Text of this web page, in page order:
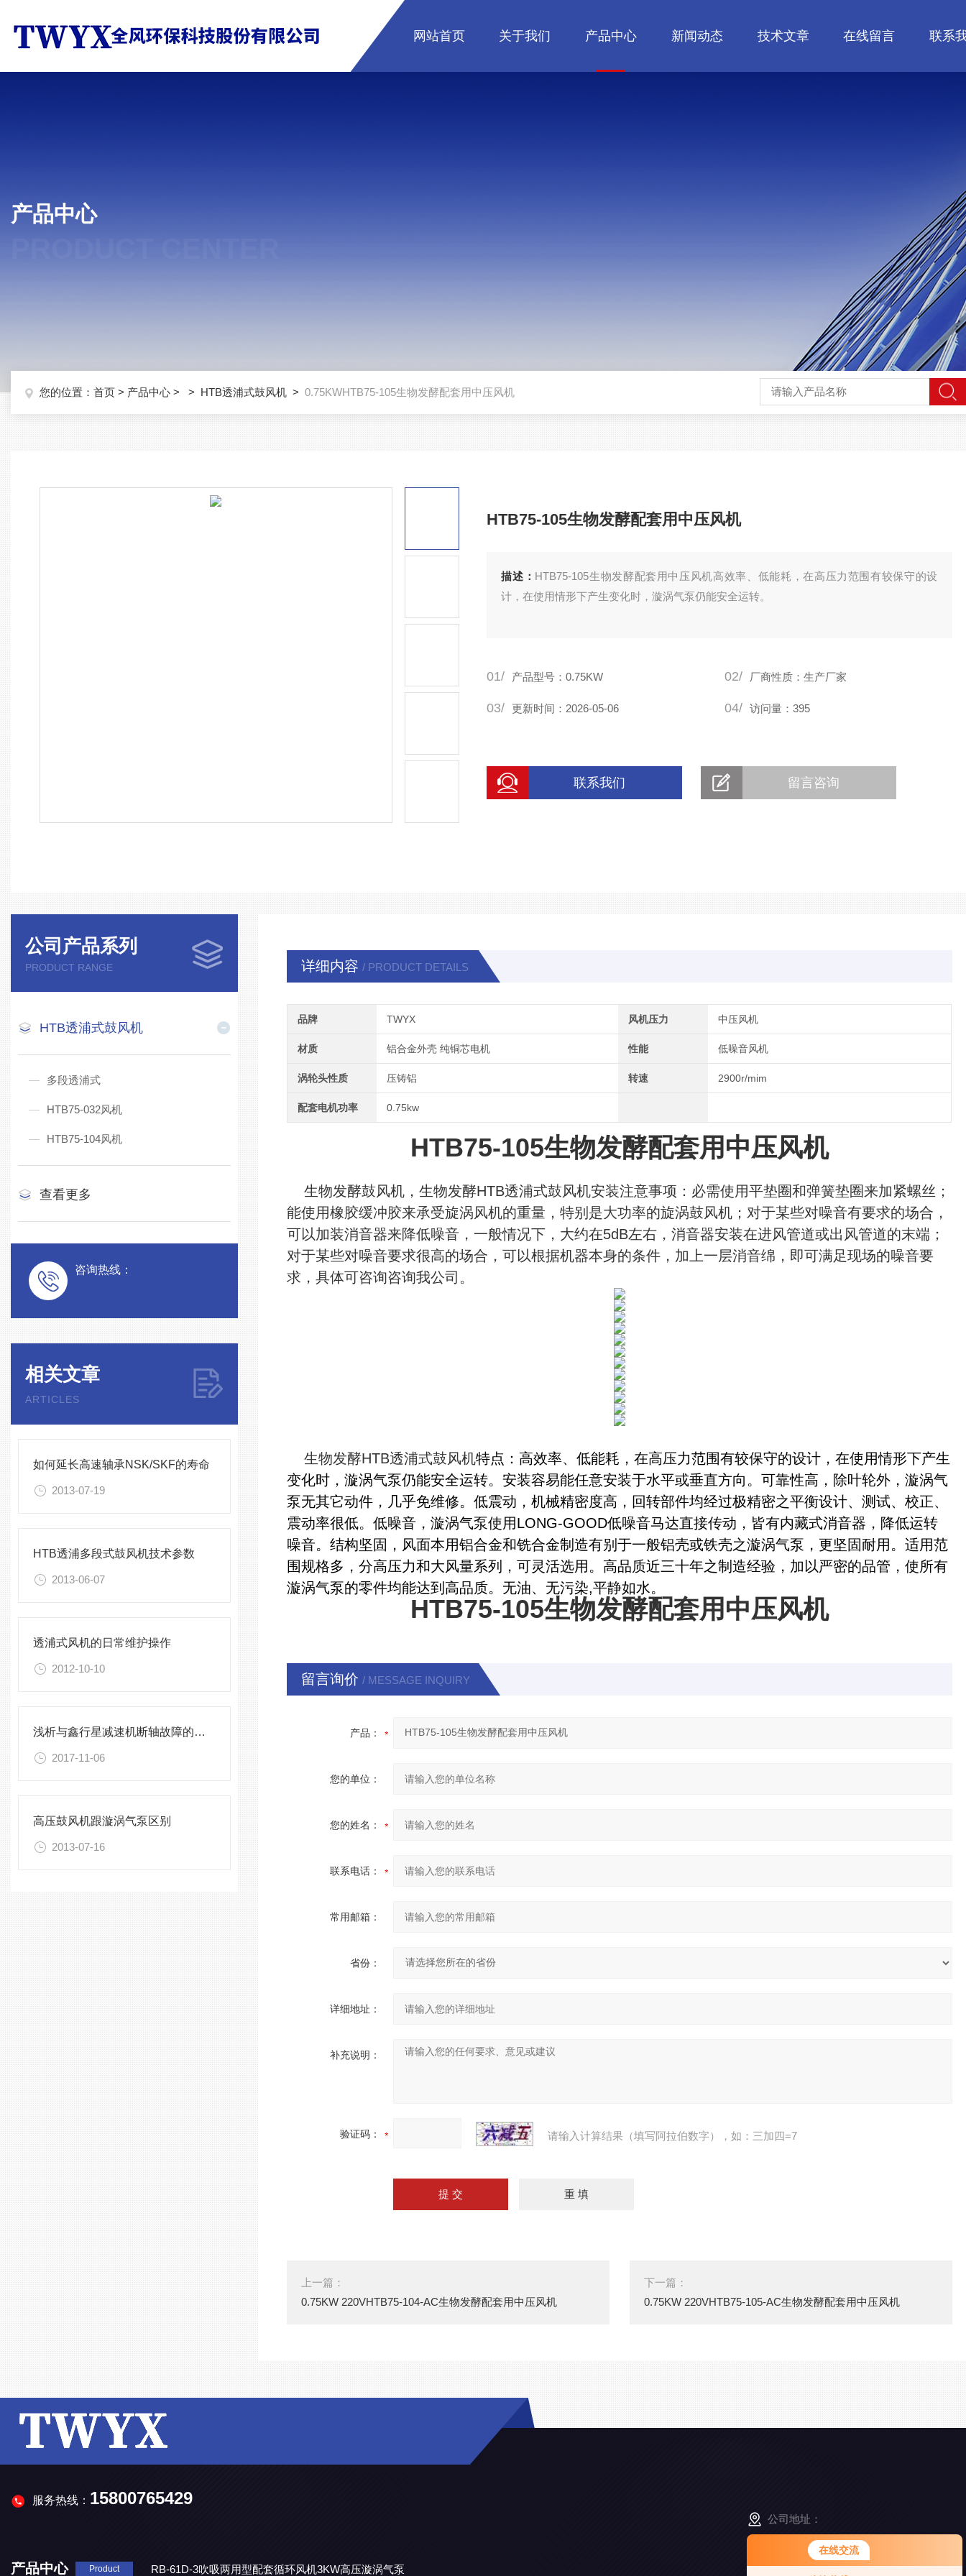
在线交流
网站首页 关于我们 产品中心 新闻动态 技术文章 在线留言 联系
产品中心
您的位置： 首页 > 产品中心 > > HTB透浦式鼓风机 > 0.75KWHTB75-105生物发酵配套用中压风机
HTB75-105生物发酵配套用中压风机
描述： HTB75-105生物发酵配套用中压风机高效率、低能耗，在高压力范围有较保守的设
计，在使用情形下产生变化时，漩涡气泵仍能安全运转。
01/ 产品型号：0.75KW 02/ 厂商性质：生产厂家
03/ 更新时间：2026-05-06 04/ 访问量：395
联系我们 留言咨询
公司产品系列
PRODUCT RANGE
HTB透浦式鼓风机
多段透浦式
HTB75-032风机
HTB75-104风机
查看更多
咨询热线：
相关文章
ARTICLES
如何延长高速轴承NSK/SKF的寿命
2013-07-19
HTB透浦多段式鼓风机技术参数
2013-06-07
透浦式风机的日常维护操作
2012-10-10
浅析与鑫行星减速机断轴故障的解决方案
2017-11-06
高压鼓风机跟漩涡气泵区别
2013-07-16
详细内容 / PRODUCT DETAILS
品牌 TWYX 风机压力 中压风机
材质 铝合金外壳 纯铜芯电机 性能 低噪音风机
涡轮头性质 压铸铝 转速 2900r/mim
配套电机功率 0.75kw
HTB75-105生物发酵配套用中压风机
生物发酵鼓风机，生物发酵HTB透浦式鼓风机安装注意事项：必需使用平垫圈和弹簧垫圈来加紧螺丝；
能使用橡胶缓冲胶来承受旋涡风机的重量，特别是大功率的旋涡鼓风机；对于某些对噪音有要求的场合，
可以加装消音器来降低噪音，一般情况下，大约在5dB左右，消音器安装在进风管道或出风管道的末端；
对于某些对噪音要求很高的场合，可以根据机器本身的条件，加上一层消音绵，即可满足现场的噪音要
求，具体可咨询咨询我公司。
生物发酵HTB透浦式鼓风机特点：高效率、低能耗，在高压力范围有较保守的设计，在使用情形下产生
变化时，漩涡气泵仍能安全运转。安装容易能任意安装于水平或垂直方向。可靠性高，除叶轮外，漩涡气
泵无其它动件，几乎免维修。低震动，机械精密度高，回转部件均经过极精密之平衡设计、测试、校正、
震动率很低。低噪音，漩涡气泵使用LONG-GOOD低噪音马达直接传动，皆有内藏式消音器，降低运转
噪音。结构坚固，风面本用铝合金和铣合金制造有别于一般铝壳或铁壳之漩涡气泵，更坚固耐用。适用范
围规格多，分高压力和大风量系列，可灵活选用。高品质近三十年之制造经验，加以严密的品管，使所有
漩涡气泵的零件均能达到高品质。无油、无污染,平静如水。
HTB75-105生物发酵配套用中压风机
留言询价 / MESSAGE INQUIRY
产品：
您的单位：
您的姓名：
联系电话：
常用邮箱：
省份：
详细地址：
补充说明：
验证码： 请输入计算结果（填写阿拉伯数字），如：三加四=7
上一篇：
0.75KW 220VHTB75-104-AC生物发酵配套用中压风机
下一篇：
0.75KW 220VHTB75-105-AC生物发酵配套用中压风机
服务热线： 15800765429
产品中心 Product RB-61D-3吹吸两用型配套循环风机3KW高压漩涡气泵
公司地址：
江苏省南京市高淳区经济开发区凤山路5-8号